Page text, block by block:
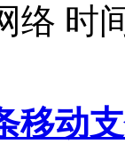
络 时
移动